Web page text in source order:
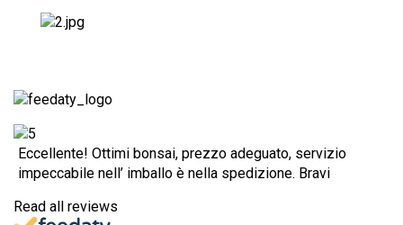
Eccellente! Ottimi bonsai, prezzo adeguato, servizio
impeccabile nell’ imballo è nella spedizione. Bravi
Read all reviews